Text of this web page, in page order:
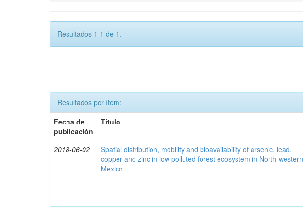
Resultados 1-1 de 1.
Resultados por ítem:
Fecha de
publicación
Título
2018-06-02
Spatial distribution, mobility and bioavailability of arsenic, lead,
copper and zinc in low polluted forest ecosystem in North-western
Mexico